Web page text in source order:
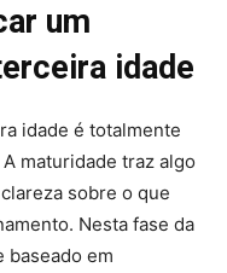
um
idade
idade é totalmente
maturidade traz algo
sobre o que
Nesta fase da
baseado em